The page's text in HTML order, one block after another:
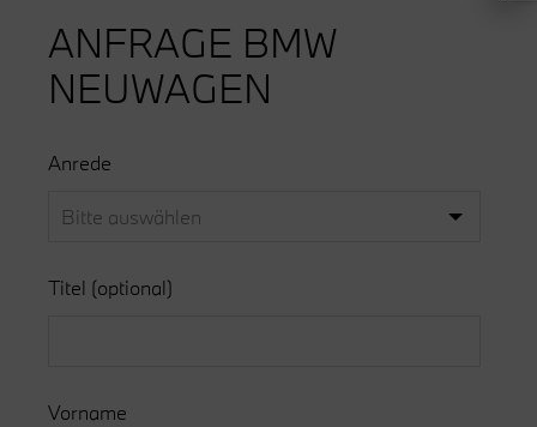
ANFRAGE BMW
NEUWAGEN
Anrede
Titel (optional)
Vorname